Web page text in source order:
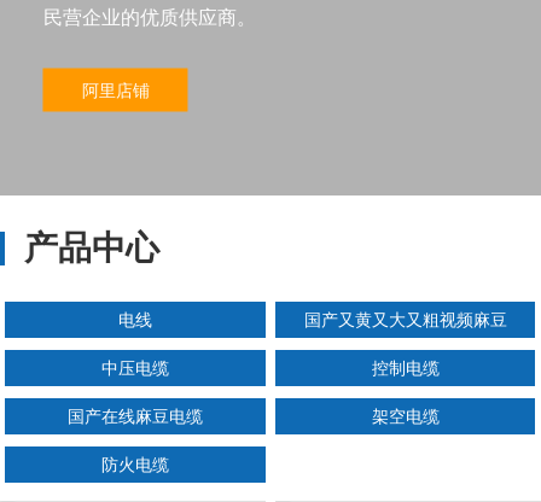
民营企业的优质供应商。
阿里店铺
产品中心
电线 国产又黄又大又粗视频麻豆
中压电缆 控制电缆
国产在线麻豆电缆 架空电缆
防火电缆